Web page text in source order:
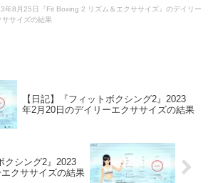
年8月25日『Fit Boxing 2 リズム＆エクササイズ』のデイリー
ササイズの結果
【日記】『フィットボクシング2』2023
年2月20日のデイリーエクササイズの結果
クシング2』2023
クササイズの結果